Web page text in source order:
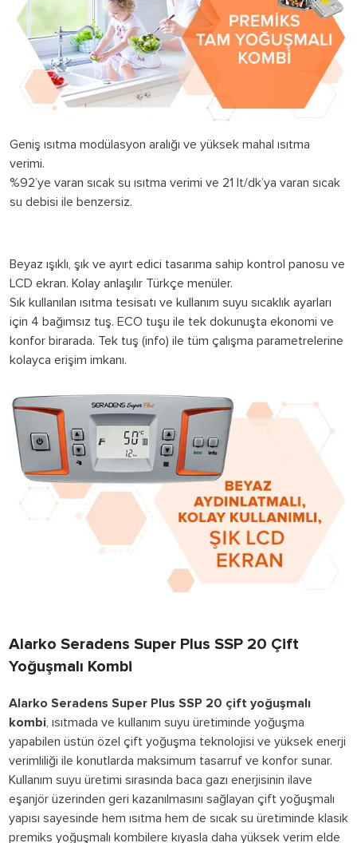
Geniş ısıtma modülasyon aralığı ve yüksek mahal ısıtma
verimi.
%92’ye varan sıcak su ısıtma verimi ve 21 lt/dk’ya varan sıcak
su debisi ile benzersiz.
Beyaz ışıklı, şık ve ayırt edici tasarıma sahip kontrol panosu ve
LCD ekran. Kolay anlaşılır Türkçe menüler.
Sık kullanılan ısıtma tesisatı ve kullanım suyu sıcaklık ayarları
için 4 bağımsız tuş. ECO tuşu ile tek dokunuşta ekonomi ve
konfor birarada. Tek tuş (info) ile tüm çalışma parametrelerine
kolayca erişim imkanı.
Alarko Seradens Super Plus SSP 20 Çift
Yoğuşmalı Kombi
Alarko Seradens Super Plus SSP 20 çift yoğuşmalı
kombi, ısıtmada ve kullanım suyu üretiminde yoğuşma
yapabilen üstün özel çift yoğuşma teknolojisi ve yüksek enerji
verimliliği ile konutlarda maksimum tasarruf ve konfor sunar.
Kullanım suyu üretimi sırasında baca gazı enerjisinin ilave
eşanjör üzerinden geri kazanılmasını sağlayan çift yoğuşmalı
yapısı sayesinde hem ısıtma hem de sıcak su üretiminde klasik
premiks yoğuşmalı kombilere kıyasla daha yüksek verim elde